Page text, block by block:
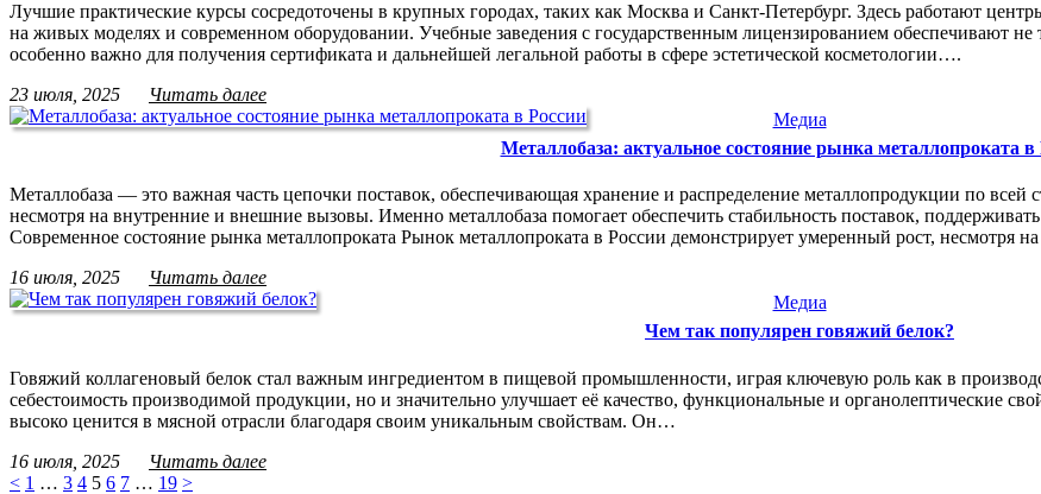
Лучшие практические курсы сосредоточены в крупных городах, таких как Москва и Санкт-Петербург. Здесь работают
на живых моделях и современном оборудовании. Учебные заведения с государственным лицензированием обеспечивают
особенно важно для получения сертификата и дальнейшей легальной работы в сфере эстетической косметологии….
23 июля, 2025
Читать далее
Медиа
Металлобаза: актуальное состояние рынка металлопроката в
Металлобаза — это важная часть цепочки поставок, обеспечивающая хранение и распределение металлопродукции по всей
несмотря на внутренние и внешние вызовы. Именно металлобаза помогает обеспечить стабильность поставок,
Современное состояние рынка металлопроката Рынок металлопроката в России демонстрирует умеренный рост, несмотря
16 июля, 2025
Читать далее
Медиа
Чем так популярен говяжий белок?
Говяжий коллагеновый белок стал важным ингредиентом в пищевой промышленности, играя ключевую роль как в
себестоимость производимой продукции, но и значительно улучшает её качество, функциональные и органолептические
высоко ценится в мясной отрасли благодаря своим уникальным свойствам. Он…
16 июля, 2025
Читать далее
< 1 … 3 4 5 6 7 … 19 >